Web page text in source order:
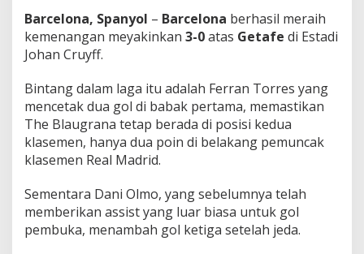
f
e
Barcelona, Spanyol – Barcelona berhasil meraih
kemenangan meyakinkan 3-0atas Getafe di Estadi
Johan Cruyff.
Bintang dalam laga itu adalah Ferran Torres yang
mencetak dua gol di babak pertama, memastikan
The Blaugrana tetap berada di posisi kedua
klasemen, hanya dua poin di belakang pemuncak
klasemen Real Madrid.
Sementara Dani Olmo, yang sebelumnya telah
memberikan assist yang luar biasa untuk gol
pembuka, menambah gol ketiga setelah jeda.